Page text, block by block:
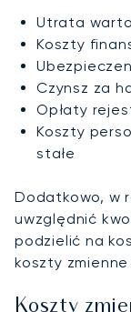
Utrata
Koszty
Czynsz za
Opłaty
Koszty
stałe
Dodatkowo, w
uwzględnić
podzielić na
koszty
Koszty